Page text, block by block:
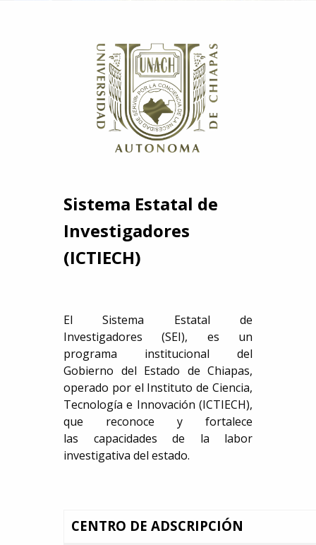
Sistema Estatal de
Investigadores
(ICTIECH)
El Sistema Estatal de
Investigadores (SEI), es un
programa institucional del
Gobierno del Estado de Chiapas,
operado por el Instituto de Ciencia,
Tecnología e Innovación (ICTIECH),
que reconoce y fortalece
las capacidades de la labor
investigativa del estado.
CENTRO DE ADSCRIPCIÓN